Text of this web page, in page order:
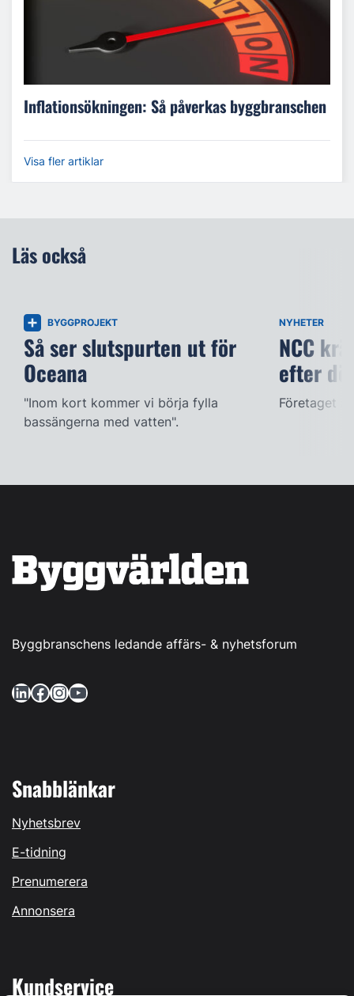
Inflationsökningen: Så påverkas byggbranschen
Visa fler artiklar
Läs också
BYGGPROJEKT
Så ser slutspurten ut för
Oceana
"Inom kort kommer vi börja fylla
bassängerna med vatten".
NYHETER
NCC
efter
Företaget
Byggbranschens ledande affärs- & nyhetsforum
LinkedIn Facebook InstagramYouTube
Snabblänkar
Nyhetsbrev
E-tidning
Prenumerera
Annonsera
Kundservice